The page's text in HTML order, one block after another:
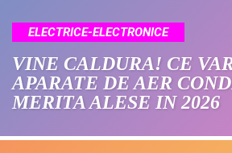
ELECTRICE-ELECTRONICE
VINE CALDURA! CE
APARATE DE AER
MERITA ALESE IN 2026